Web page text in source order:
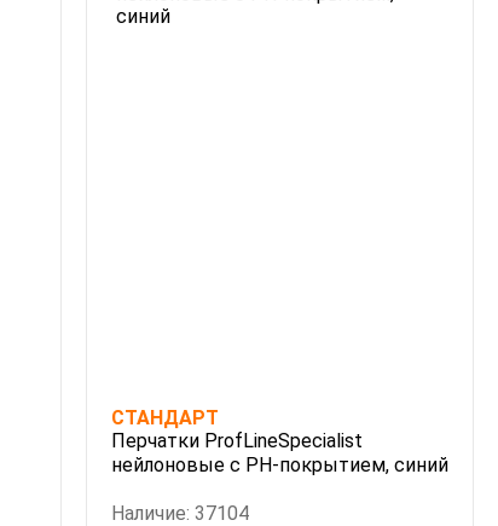
СТАНДАРТ
Перчатки ProfLineSpecialist
нейлоновые с РН-покрытием, синий
Наличие: 37104